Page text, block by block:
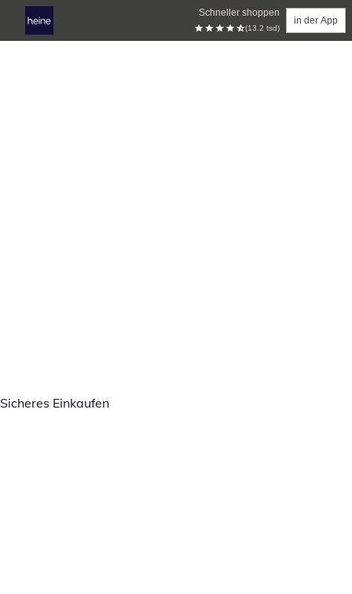
Schneller shoppen
(13.2 tsd)
in der App
Sicheres Einkaufen